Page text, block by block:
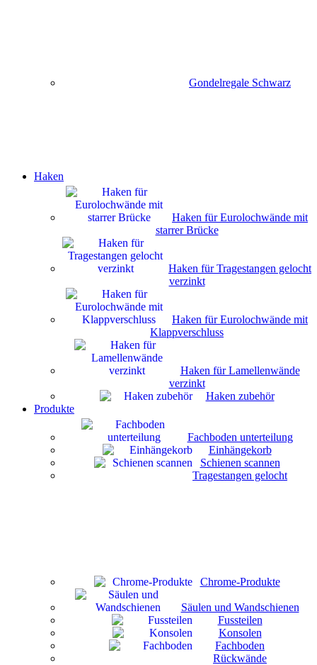
Gondelregale Schwarz
Haken
Haken für Eurolochwände mit
starrer Brücke
Haken für Tragestangen gelocht
verzinkt
Haken für Eurolochwände mit
Klappverschluss
Haken für Lamellenwände
verzinkt
Haken zubehör
Produkte
Fachboden unterteilung
Einhängekorb
Schienen scannen
Tragestangen gelocht
Chrome-Produkte
Säulen und Wandschienen
Fussteilen
Konsolen
Fachboden
Rückwände